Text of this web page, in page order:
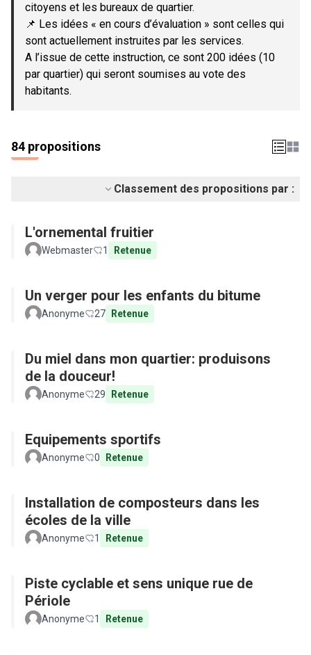
citoyens et les bureaux de quartier.
📌 Les idées « en cours d’évaluation » sont celles qui
sont actuellement instruites par les services.
A l’issue de cette instruction, ce sont 200 idées (10
par quartier) qui seront soumises au vote des
habitants.
84 propositions
Classement des propositions par :
L'ornemental fruitier
Webmaster 1 Retenue
Un verger pour les enfants du bitume
Anonyme 27 Retenue
Du miel dans mon quartier: produisons
de la douceur!
Anonyme 29 Retenue
Equipements sportifs
Anonyme 0 Retenue
Installation de composteurs dans les
écoles de la ville
Anonyme 1 Retenue
Piste cyclable et sens unique rue de
Périole
Anonyme 1 Retenue